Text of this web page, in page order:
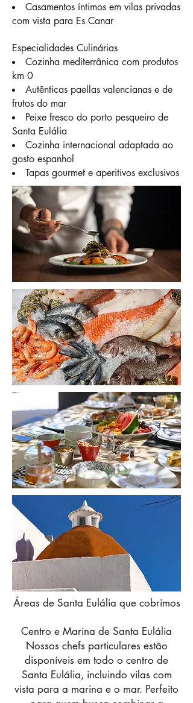
Casamentos íntimos em vilas privadas
com vista para Es Canar
Especialidades Culinárias
Cozinha mediterrânica com produtos
km 0
Autênticas paellas valencianas e de
frutos do mar
Peixe fresco do porto pesqueiro de
Santa Eulália
Cozinha internacional adaptada ao
gosto espanhol
Tapas gourmet e aperitivos exclusivos
Áreas de Santa Eulália que cobrimos
Centro e Marina de Santa Eulália
Nossos chefs particulares estão
disponíveis em todo o centro de
Santa Eulália, incluindo vilas com
vista para a marina e o mar. Perfeito